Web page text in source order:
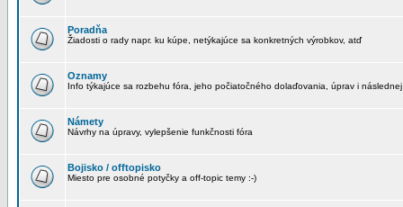
Poradňa
Žiadosti o rady napr. ku kúpe, netýkajúce sa konkretných výrobkov, atď
Oznamy
Info týkajúce sa rozbehu fóra, jeho počiatočného dolaďovania, úprav i
Námety
Návrhy na úpravy, vylepšenie funkčnosti fóra
Bojisko / offtopisko
Miesto pre osobné potyčky a off-topic temy :-)